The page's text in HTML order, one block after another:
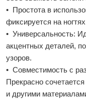
• Простота в
фиксируется на
• Универсальность:
акцентных деталей,
узоров.
• Совместимость с
Прекрасно
и другими